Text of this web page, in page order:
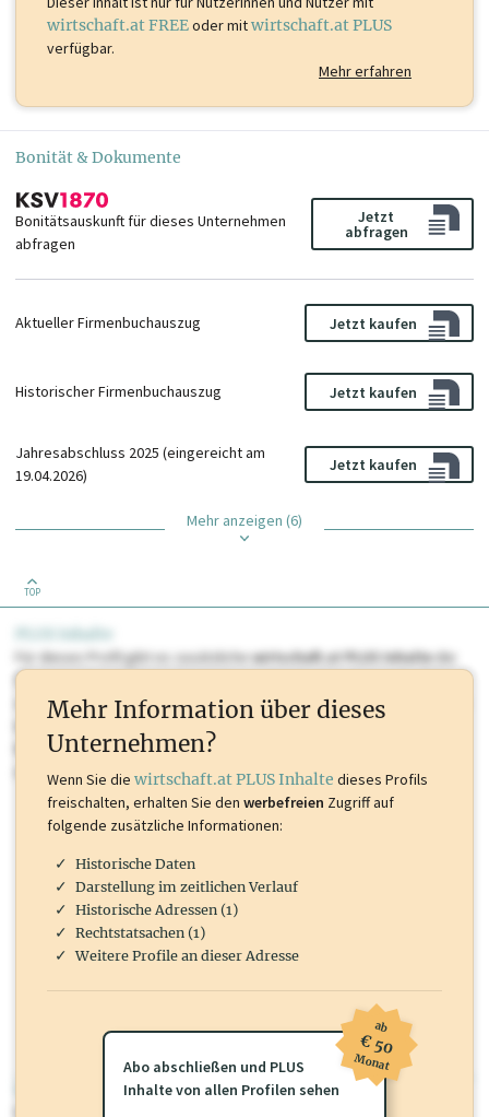
wirtschaft.at FREEoder mitwirtschaft.at PLUS
verfügbar.
Mehr erfahren
Bonität & Dokumente
Bonitätsauskunft für dieses Unternehmen
abfragen
Jetzt
abfragen
Aktueller Firmenbuchauszug Jetzt kaufen
Historischer Firmenbuchauszug Jetzt kaufen
Jahresabschluss 2025 (eingereicht am
19.04.2026)
Jetzt kaufen
Mehr anzeigen (6)
TOP
PLUS Inhalte
Für dieses Profil gibt es zusätzlichewirtschaft.at PLUS Inhaltedie
Sie momentan nicht einsehen können. Schalten Sie dieses Profil frei
oder loggen Sie sich ein um diese Inhalte zu sehen. wirtschaft.at PLUS
Marken, Patente, Rechtstatsachen, OTS-Aussendungen, und viele
mehr.
wirtschaft.at PLUS
Mehr Information über dieses
Unternehmen?
Wenn Sie die wirtschaft.at PLUS Inhalte dieses Profils
freischalten, erhalten Sie den werbefreien Zugriff auf
folgende zusätzliche Informationen:
Historische Daten
Darstellung im zeitlichen Verlauf
Historische Adressen (1)
Rechtstatsachen (1)
Weitere Profile an dieser Adresse
Abo abschließen und PLUS
Inhalte von allen Profilen sehen
ab
€ 50
Monat